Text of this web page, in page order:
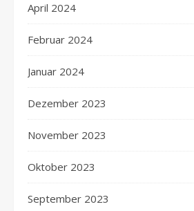
April 2024
Februar 2024
Januar 2024
Dezember 2023
November 2023
Oktober 2023
September 2023